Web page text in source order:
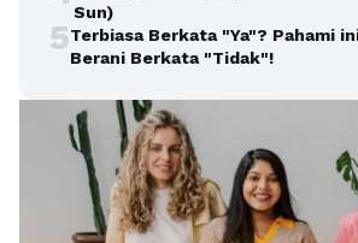
Sun)
5Terbiasa Berkata "Ya"? Pahami
Berani Berkata "Tidak"!